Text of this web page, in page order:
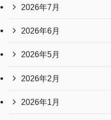
2026年7月
2026年6月
2026年5月
2026年2月
2026年1月